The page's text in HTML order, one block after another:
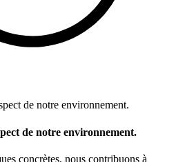
de notre environnement.
concrètes, nous contribuons à